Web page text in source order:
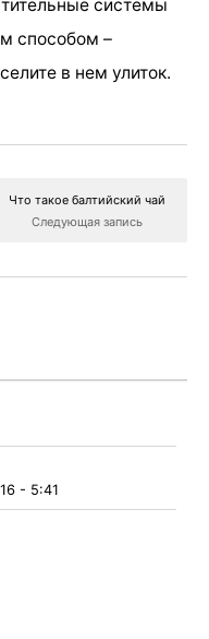
системы
способом –
в нем улиток.
Что такое балтийский чай
Следующая запись
- 5:41